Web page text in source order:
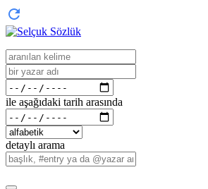
ile aşağıdaki tarih arasında
detaylı arama